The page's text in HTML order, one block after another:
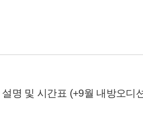
명 및 시간표 (+9월 내방오디